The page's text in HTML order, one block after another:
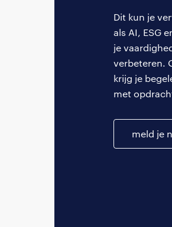
Dit kun je
als AI, ESG
je
verbeteren.
krijg je
met
meld je